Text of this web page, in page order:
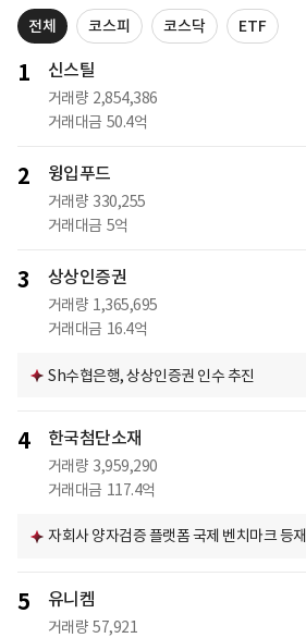
전체 코스피 코스닥 ETF
1 신스틸
거래량 2,854,386
거래대금 50.4억
2 윙입푸드
거래량 330,255
거래대금 5억
3 상상인증권
거래량 1,365,695
거래대금 16.4억
Sh수협은행, 상상인증권 인수 추진
4 한국첨단소재
거래량 3,959,290
거래대금 117.4억
자회사 양자검증 플랫폼 국제 벤치마크 등재
5 유니켐
거래량 57,921